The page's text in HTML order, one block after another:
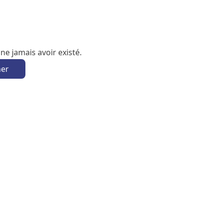
jamais avoir existé.